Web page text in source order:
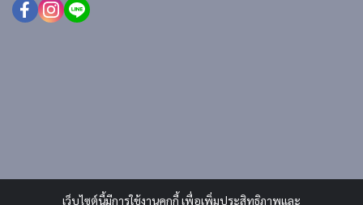
เว็บไซต์นี้มีการใช้งานคุกกี้ เพื่อเพิ่มประสิทธิภาพและ